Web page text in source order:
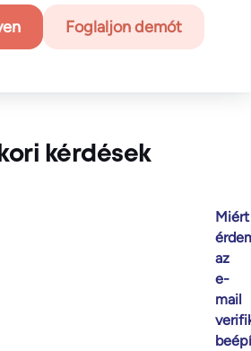
Foglaljon demót
kérdések
Miért
az
e-
mail